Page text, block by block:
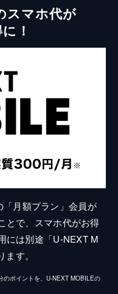
スマホ代が
！
「月額プラン」会員が
とで、スマホ代がお得
には別途「U-NEXT M
す。
のポイントを、U-NEXT MOBILEの